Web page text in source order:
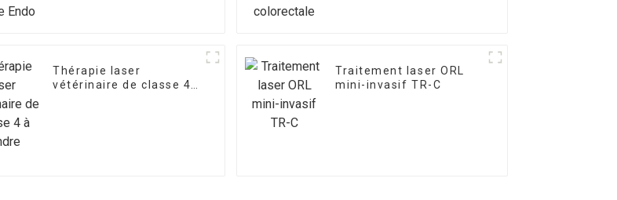
Thérapie laser
vétérinaire de classe 4
Traitement laser ORL
mini-invasif TR-C